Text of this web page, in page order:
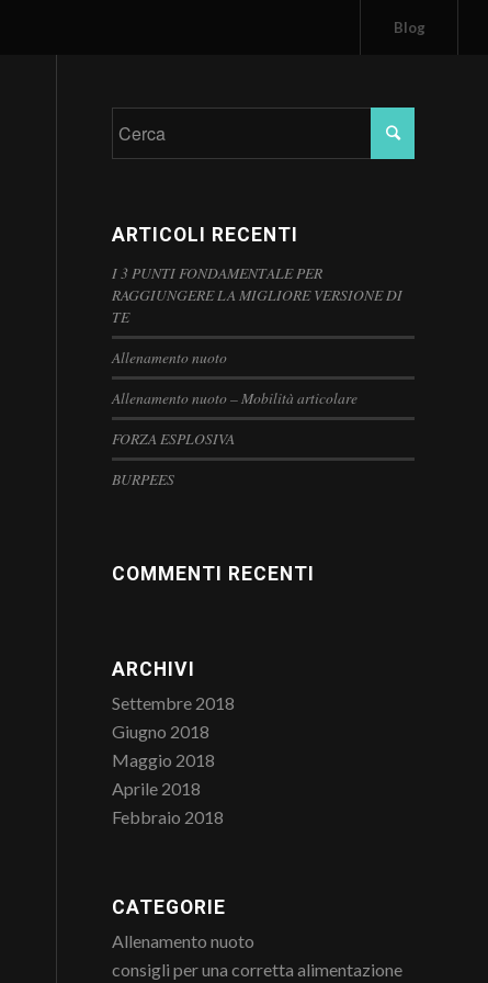
Blog
ARTICOLI RECENTI
I 3 PUNTI FONDAMENTALE PER
RAGGIUNGERE LA MIGLIORE VERSIONE DI
TE
Allenamento nuoto
Allenamento nuoto – Mobilità articolare
FORZA ESPLOSIVA
BURPEES
COMMENTI RECENTI
ARCHIVI
Settembre 2018
Giugno 2018
Maggio 2018
Aprile 2018
Febbraio 2018
CATEGORIE
Allenamento nuoto
consigli per una corretta alimentazione